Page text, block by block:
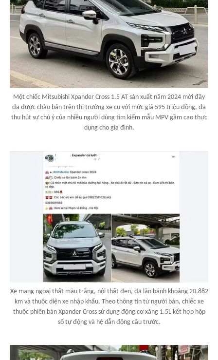
Một chiếc Mitsubishi Xpander Cross 1.5 AT sản xuất năm 2024 mới đây
đã được chào bán trên thị trường xe cũ với mức giá 595 triệu đồng, đã
thu hút sự chú ý của nhiều người dùng tìm kiếm mẫu MPV gầm cao thực
dụng cho gia đình.
Xe mang ngoại thất màu trắng, nội thất đen, đã lăn bánh khoảng 20.882
km và thuộc diện xe nhập khẩu. Theo thông tin từ người bán, chiếc xe
thuộc phiên bản Xpander Cross sử dụng động cơ xăng 1.5L kết hợp hộp
số tự động và hệ dẫn động cầu trước.